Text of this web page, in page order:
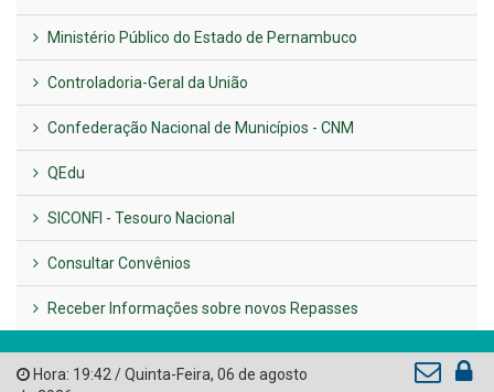
Previous
LINKS ÚTEIS
AMUPE
Governo de Pernambuco
Tribunal de Contas do Estado de Pernambuco